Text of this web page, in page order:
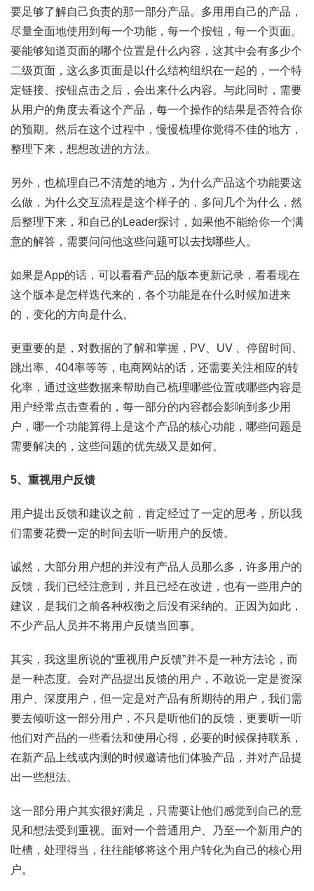
要足够了解自己负责的那一部分产品。多用用自己的产品，
尽量全面地使用到每一个功能，每一个按钮，每一个页面。
要能够知道页面的哪个位置是什么内容，这其中会有多少个
二级页面，这么多页面是以什么结构组织在一起的，一个特
定链接、按钮点击之后，会出来什么内容。与此同时，需要
从用户的角度去看这个产品，每一个操作的结果是否符合你
的预期。然后在这个过程中，慢慢梳理你觉得不佳的地方，
整理下来，想想改进的方法。
另外，也梳理自己不清楚的地方，为什么产品这个功能要这
么做，为什么交互流程是这个样子的，多问几个为什么，然
后整理下来，和自己的Leader探讨，如果他不能给你一个满
意的解答，需要问问他这些问题可以去找哪些人。
如果是App的话，可以看看产品的版本更新记录，看看现在
这个版本是怎样迭代来的，各个功能是在什么时候加进来
的，变化的方向是什么。
更重要的是，对数据的了解和掌握，PV、UV 、停留时间、
跳出率、404率等等，电商网站的话，还需要关注相应的转
化率，通过这些数据来帮助自己梳理哪些位置或哪些内容是
用户经常点击查看的，每一部分的内容都会影响到多少用
户，哪一个功能算得上是这个产品的核心功能，哪些问题是
需要解决的，这些问题的优先级又是如何。
5、重视用户反馈
用户提出反馈和建议之前，肯定经过了一定的思考，所以我
们需要花费一定的时间去听一听用户的反馈。
诚然，大部分用户想的并没有产品人员那么多，许多用户的
反馈，我们已经注意到，并且已经在改进，也有一些用户的
建议，是我们之前各种权衡之后没有采纳的。正因为如此，
不少产品人员并不将用户反馈当回事。
其实，我这里所说的“重视用户反馈”并不是一种方法论，而
是一种态度。会对产品提出反馈的用户，不敢说一定是资深
用户、深度用户，但一定是对产品有所期待的用户，我们需
要去倾听这一部分用户，不只是听他们的反馈，更要听一听
他们对产品的一些看法和使用心得，必要的时候保持联系，
在新产品上线或内测的时候邀请他们体验产品，并对产品提
出一些想法。
这一部分用户其实很好满足，只需要让他们感觉到自己的意
见和想法受到重视。面对一个普通用户、乃至一个新用户的
吐槽，处理得当，往往能够将这个用户转化为自己的核心用
户。